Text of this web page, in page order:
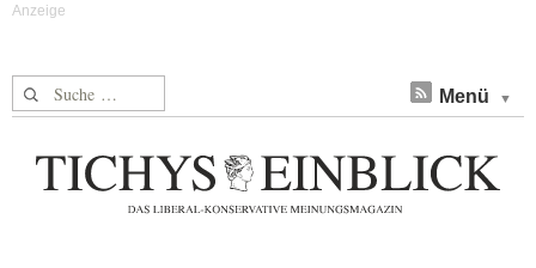
Suche nach: Menü